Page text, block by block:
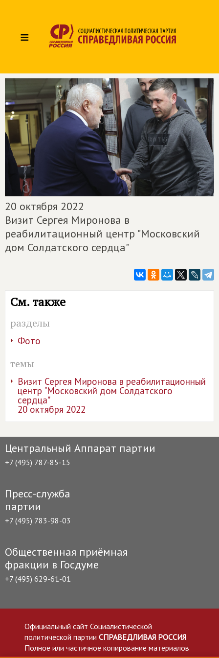
≡
20 октября 2022
Визит Сергея Миронова в
реабилитационный центр "Московский
дом Солдатского сердца"
См. также
разделы
Фото
темы
Визит Сергея Миронова в реабилитационный
центр "Московский дом Солдатского
сердца"
20 октября 2022
Центральный Аппарат партии
+7 (495) 787-85-15
Пресс-служба
партии
+7 (495) 783-98-03
Общественная приёмная
фракции в Госдуме
+7 (495) 629-61-01
Официальный сайт Социалистической
политической партии СПРАВЕДЛИВАЯ РОССИЯ
Полное или частичное копирование материалов